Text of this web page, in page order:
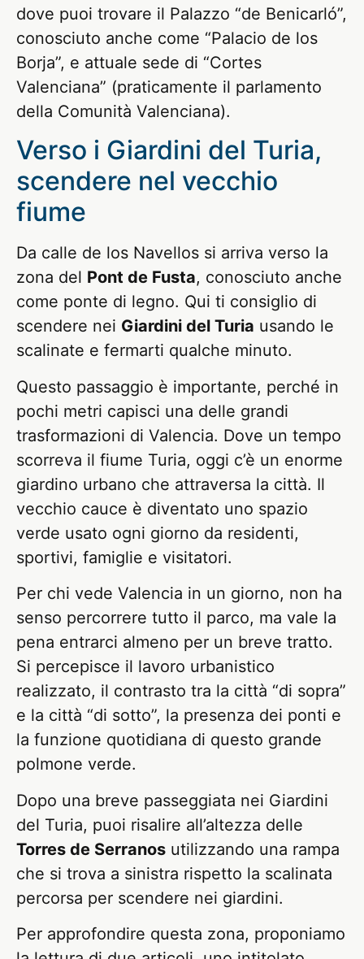
dove puoi trovare il Palazzo “de Benicarló”,
conosciuto anche come “Palacio de los
Borja”, e attuale sede di “Cortes
Valenciana” (praticamente il parlamento
della Comunità Valenciana).
Verso i Giardini del Turia,
scendere nel vecchio
fiume
Da calle de los Navellos si arriva verso la
zona del Pont de Fusta, conosciuto anche
come ponte di legno. Qui ti consiglio di
scendere nei Giardini del Turia usando le
scalinate e fermarti qualche minuto.
Questo passaggio è importante, perché in
pochi metri capisci una delle grandi
trasformazioni di Valencia. Dove un tempo
scorreva il fiume Turia, oggi c’è un enorme
giardino urbano che attraversa la città. Il
vecchio cauce è diventato uno spazio
verde usato ogni giorno da residenti,
sportivi, famiglie e visitatori.
Per chi vede Valencia in un giorno, non ha
senso percorrere tutto il parco, ma vale la
pena entrarci almeno per un breve tratto.
Si percepisce il lavoro urbanistico
realizzato, il contrasto tra la città “di sopra”
e la città “di sotto”, la presenza dei ponti e
la funzione quotidiana di questo grande
polmone verde.
Dopo una breve passeggiata nei Giardini
del Turia, puoi risalire all’altezza delle
Torres de Serranos utilizzando una rampa
che si trova a sinistra rispetto la scalinata
percorsa per scendere nei giardini.
Per approfondire questa zona, proponiamo